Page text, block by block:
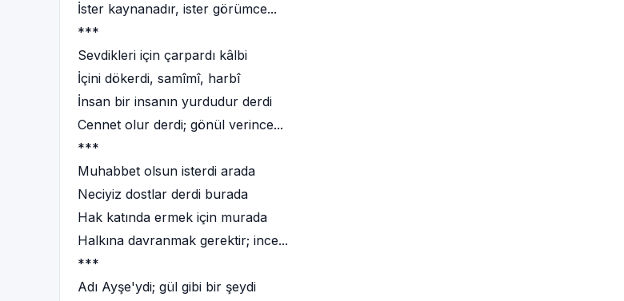
İster kaynanadır, ister görümce...
***
Sevdikleri için çarpardı kâlbi
İçini dökerdi, samîmî, harbî
İnsan bir insanın yurdudur derdi
Cennet olur derdi; gönül verince...
***
Muhabbet olsun isterdi arada
Neciyiz dostlar derdi burada
Hak katında ermek için murada
Halkına davranmak gerektir; ince...
***
Adı Ayşe'ydi; gül gibi bir şeydi